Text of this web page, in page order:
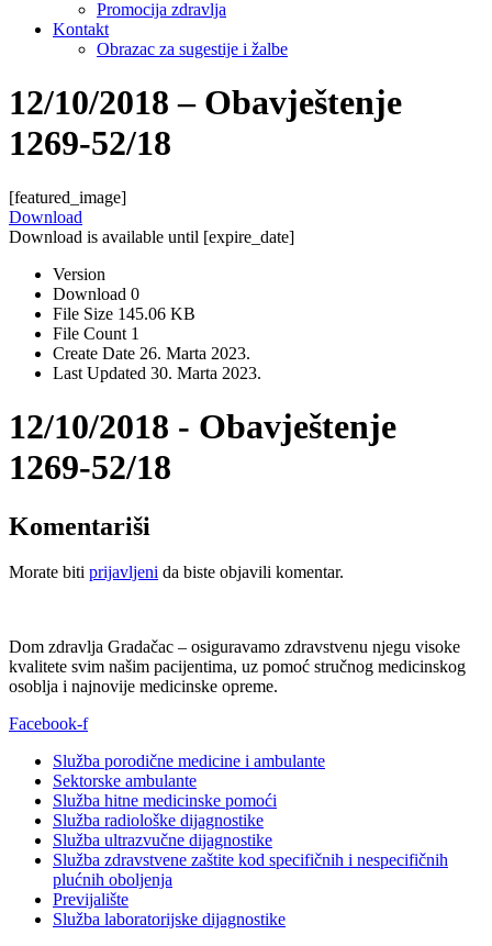
Promocija zdravlja
Kontakt
Obrazac za sugestije i žalbe
12/10/2018 – Obavještenje
1269-52/18
[featured_image]
Download
Download is available until [expire_date]
Version
Download 0
File Size 145.06 KB
File Count 1
Create Date 26. Marta 2023.
Last Updated 30. Marta 2023.
12/10/2018 - Obavještenje
1269-52/18
Komentariši
Morate biti prijavljeni da biste objavili komentar.
Dom zdravlja Gradačac – osiguravamo zdravstvenu njegu visoke
kvalitete svim našim pacijentima, uz pomoć stručnog medicinskog
osoblja i najnovije medicinske opreme.
Facebook-f
Služba porodične medicine i ambulante
Sektorske ambulante
Služba hitne medicinske pomoći
Služba radiološke dijagnostike
Služba ultrazvučne dijagnostike
Služba zdravstvene zaštite kod specifičnih i nespecifičnih
plućnih oboljenja
Previjalište
Služba laboratorijske dijagnostike